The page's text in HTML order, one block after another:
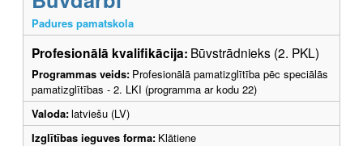
Padures pamatskola
Profesionālā kvalifikācija: Būvstrādnieks (2. PKL)
Programmas veids: Profesionālā pamatizglītība pēc speciālās
pamatizglītības - 2. LKI (programma ar kodu 22)
Valoda:latviešu (LV)
Izglītības ieguves forma: Klātiene